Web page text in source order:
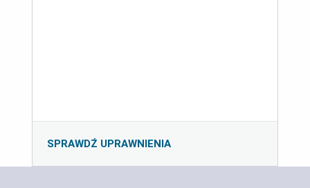
SPRAWDŹ UPRAWNIENIA